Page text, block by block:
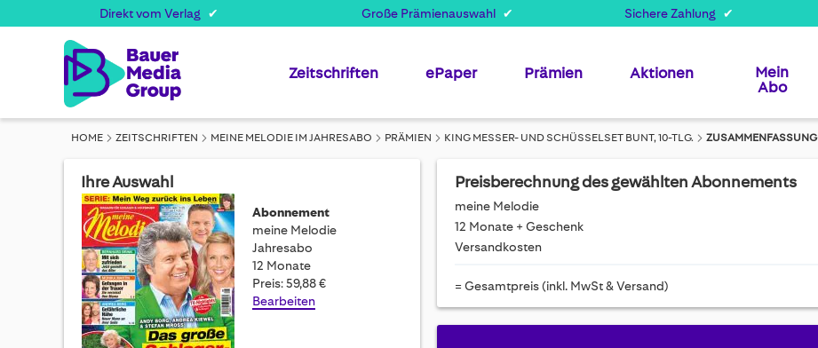
Direkt vom Verlag Große Prämienauswahl Sichere Zahlung
Zeitschriften ePaper Prämien Aktionen
Mein
Abo
HOME ZEITSCHRIFTEN MEINE MELODIE IM JAHRESABO PRÄMIEN KING MESSER- UND SCHÜSSELSET BUNT, 10-TLG. ZUSAMMENFASSUNG
Ihre Auswahl
Abonnement
meine Melodie
Jahresabo
12 Monate
Preis: 59,88 €
Bearbeiten
Preisberechnung des gewählten Abonnements
meine Melodie
12 Monate + Geschenk
Versandkosten
= Gesamtpreis (inkl. MwSt & Versand)